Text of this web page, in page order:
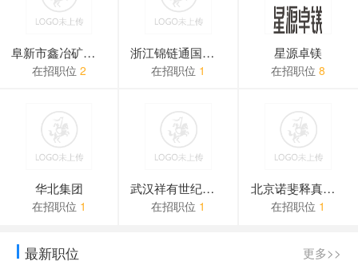
阜新市鑫冶矿业技术有限公...
在招职位 2
浙江锦链通国际贸易有限公...
在招职位 1
星源卓镁
在招职位8
华北集团
在招职位 1
武汉祥有世纪贸易有限公司
在招职位 1
北京诺斐释真管理咨询有限...
在招职位 1
最新职位 更多>>